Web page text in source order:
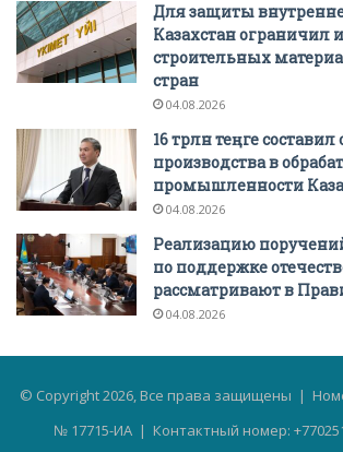
Для защиты
Казахстан ограничил
строительных
стран
04.08.2026
16 трлн теңге
производства в
промышленности
04.08.2026
Реализацию
по поддержке
рассматривают в
04.08.2026
© Copyright 2026, Все права защищены |
№ 17715-ИА | Контактный номер: